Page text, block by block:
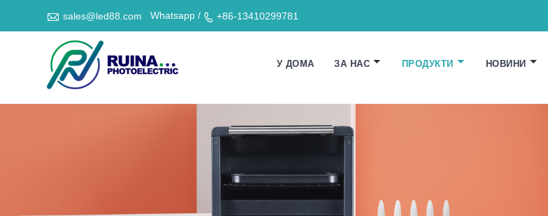
 sales@led88.com Whatsapp /  +86-13410299781
У ДОМА ЗА НАС ПРОДУКТИ НОВИНИ